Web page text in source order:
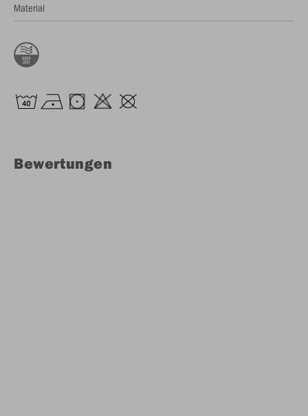
Material
Bewertungen